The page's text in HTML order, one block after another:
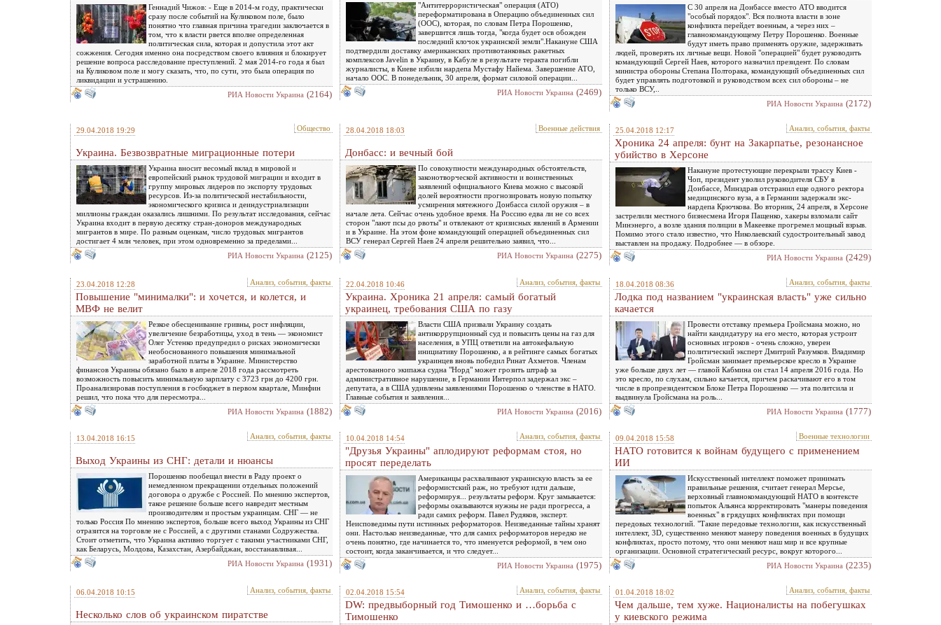
Геннадий Чижов: - Еще в 2014-м году, практически
сразу после событий на Куликовом поле, было
понятно что главная причина трагедии заключается в
том, что к власти рвется вполне определенная
политическая сила, которая и допустила этот акт
сожжения. Сегодня именно она посредством своего влияния и блокирует
решение вопроса расследование преступлений. 2 мая 2014-го года я был
на Куликовом поле и могу сказать, что, по сути, это была операция по
ликвидации и устрашению.
РИА Новости Украина (2164)
"Антитеррористическая" операция (АТО)
переформатирована в Операцию объединенных сил
(ООС), которая, по словам Петра Порошенко,
завершится лишь тогда, "когда будет осв обожден
последний клочок украинской земли".Накануне США
подтвердили доставку американских противотанковых ракетных
комплексов Javelin в Украину, в Кабуле в результате теракта погибли
журналисты, в Киеве избили нардепа Мустафу Найема. Завершение АТО,
начало ООС. В понедельник, 30 апреля, формат силовой операции...
РИА Новости Украина (2469)
С 30 апреля на Донбассе вместо АТО вводится
"особый порядок". Вся полнота власти в зоне
конфликта перейдет военным, а через них –
главнокомандующему Петру Порошенко. Военные
будут иметь право применять оружие, задерживать
людей, проверять их личные вещи. Новой "операцией" будет руководить
командующий Сергей Наев, которого назначил президент. По словам
министра обороны Степана Полторака, командующий объединенных сил
будет управлять подготовкой и руководством всех сил обороны – не
только ВСУ,..
РИА Новости Украина (2172)
29.04.2018 19:29 Общество
Украина. Безвозвратные миграционные потери
Украина вносит весомый вклад в мировой и
европейский рынок трудовой миграции и входит в
группу мировых лидеров по экспорту трудовых
ресурсов. Из-за политической нестабильности,
экономического кризиса и деиндустриализации
миллионы граждан оказались лишними. По результат исследования, сейчас
Украина входит в первую десятку стран-доноров международных
мигрантов в мире. По разным оценкам, число трудовых мигрантов
достигает 4 млн человек, при этом одновременно за пределами...
РИА Новости Украина (2125)
28.04.2018 18:03 Военные действия
Донбасс: и вечный бой
По совокупности международных обстоятельств,
законотворческой активности и воинственных
заявлений официального Киева можно с высокой
долей вероятности прогнозировать новую попытку
усмирения мятежного Донбасса силой оружия – в
начале лета. Сейчас очень удобное время. На Россию едва ли не со всех
сторон "лают псы до рвоты" и отвлекают от кризисных явлений в Армении
и в Украине. На этом фоне командующий операцией объединенных сил
ВСУ генерал Сергей Наев 24 апреля решительно заявил, что...
РИА Новости Украина (2275)
25.04.2018 12:17 Анализ, события, факты
Хроника 24 апреля: бунт на Закарпатье, резонансное
убийство в Херсоне
Накануне протестующие перекрыли трассу Киев -
Чоп, президент уволил руководителя СБУ в
Донбассе, Минздрав отстранил еще одного ректора
медицинского вуза, а в Германии задержали экс-
нардепа Крючкова. Во вторник, 24 апреля, в Херсоне
застрелили местного бизнесмена Игоря Пащенко, хакеры взломали сайт
Минэнерго, а возле здания полиции в Макеевке прогремел мощный взрыв.
Помимо этого стало известно, что Николаевский судостроительный завод
выставлен на продажу. Подробнее — в обзоре.
РИА Новости Украина (2429)
23.04.2018 12:28 Анализ, события, факты
Повышение "минималки": и хочется, и колется, и
МВФ не велит
Резкое обесценивание гривны, рост инфляции,
увеличение безработицы, уход в тень — экономист
Олег Устенко предупредил о рисках экономически
необоснованного повышения минимальной
заработной платы в Украине. Министерство
финансов Украины обязано было в апреле 2018 года рассмотреть
возможность повысить минимальную зарплату с 3723 грн до 4200 грн.
Проанализировав поступления в госбюджет в первом квартале, Минфин
решил, что пока что для пересмотра...
РИА Новости Украина (1882)
22.04.2018 10:46 Анализ, события, факты
Украина. Хроника 21 апреля: самый богатый
украинец, требования США по газу
Власти США призвали Украину создать
антикоррупционный суд и повысить цены на газ для
населения, в УПЦ ответили на автокефальную
инициативу Порошенко, а в рейтинге самых богатых
украинцев вновь победил Ринат Ахметов. Членам
арестованного экипажа судна "Норд" может грозить штраф за
административное нарушение, в Германии Интерпол задержал экс –
депутата, а в США удивлены заявлениями Порошенко о членстве в НАТО.
Главные события и заявления...
РИА Новости Украина (2016)
18.04.2018 08:36 Анализ, события, факты
Лодка под названием "украинская власть" уже сильно
качается
Провести отставку премьера Гройсмана можно, но
найти кандидатуру на его место, которая устроит
основных игроков - очень сложно, уверен
политический эксперт Дмитрий Разумков. Владимир
Гройсман занимает премьерское кресло в Украине
уже больше двух лет — главой Кабмина он стал 14 апреля 2016 года. Но
это кресло, по слухам, сильно качается, причем раскачивают его в том
числе в пропрезидентском Блоке Петра Порошенко — эта политсила и
выдвинула Гройсмана на роль...
РИА Новости Украина (1777)
13.04.2018 16:15 Анализ, события, факты
Выход Украины из СНГ: детали и нюансы
Порошенко пообещал внести в Раду проект о
немедленном прекращении отдельных положений
договора о дружбе с Россией. По мнению экспертов,
такое решение больше всего навредит местным
производителям и простым украинцам. СНГ — не
только Россия По мнению экспертов, больше всего выход Украины из СНГ
отразится на торговле не с Россией, а с другими станами Содружества.
Стоит отметить, что Украина активно торгует с такими участниками СНГ,
как Беларусь, Молдова, Казахстан, Азербайджан, восстанавливая...
РИА Новости Украина (1931)
10.04.2018 14:54 Анализ, события, факты
"Друзья Украины" аплодируют реформам стоя, но
просят переделать
Американцы расхваливают украинскую власть за ее
реформистский раж, но требуют идти дальше,
реформируя... результаты реформ. Круг замыкается:
реформы оказываются нужны не ради прогресса, а
ради самих реформ. Павел Рудяков, эксперт.
Неисповедимы пути истинных реформаторов. Неизведанные тайны хранят
они. Настолько неизведанные, что для самих реформаторов нередко не
очень понятно, где начинается то, что именуется реформой, в чем оно
состоит, когда заканчивается, и что следует...
РИА Новости Украина (1975)
09.04.2018 15:58 Военные технологии
НАТО готовится к войнам будущего с применением
ИИ
Искусственный интеллект поможет принимать
правильные решения, считает генерал Мерсье,
верховный главнокомандующий НАТО в контексте
попыток Альянса корректировать "манеры поведения
военных" в грядущих конфликтах при помощи
передовых технологий. "Такие передовые технологии, как искусственный
интеллект, 3D, существенно меняют манеру поведения военных в будущих
конфликтах, просто потому, что они меняют наш мир и все крупные
организации. Основной стратегический ресурс, вокруг которого...
РИА Новости Украина (2235)
06.04.2018 10:15 Анализ, события, факты
Несколько слов об украинском пиратстве
02.04.2018 15:54 Анализ, события, факты
DW: предвыборный год Тимошенко и …борьба с
Тимошенко
01.04.2018 18:02 Анализ, события, факты
Чем дальше, тем хуже. Националисты на побегушках
у киевского режима